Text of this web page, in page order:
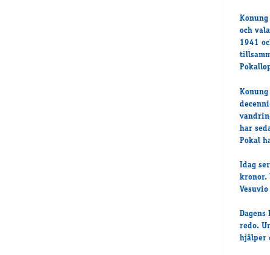
och
1941
har
Pokal
Idag
kronor.
redo.
hjälper